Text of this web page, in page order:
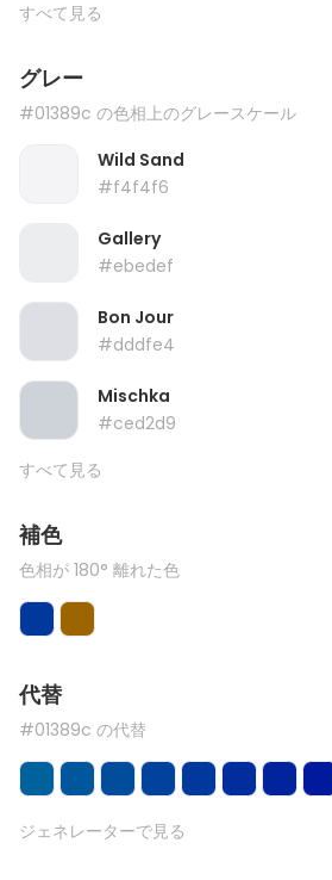
すべて見る
グレー
#01389c の色相上のグレースケール
Wild Sand
#f4f4f6
Gallery
#ebedef
Bon Jour
#dddfe4
Mischka
#ced2d9
すべて見る
補色
色相が 180° 離れた色
代替
#01389c の代替
ジェネレーターで見る